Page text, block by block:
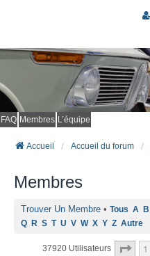
FAQ Membres L’équipe
Accueil Accueil du forum
Membres
Trouver Un Membre • Tous A B
Q R S T U V W X Y Z Autre
37920 Utilisateurs Page
1